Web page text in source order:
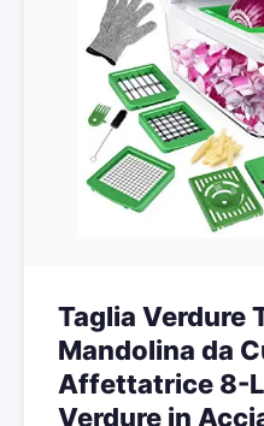
Taglia Verdure
Mandolina da
Affettatrice 8-
Verdure in